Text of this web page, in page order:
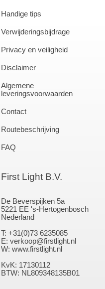
Handige tips
Verwijderingsbijdrage
Privacy en veiligheid
Disclaimer
Algemene
leveringsvoorwaarden
Contact
Routebeschrijving
FAQ
First Light B.V.
De Beverspijken 5a
5221 EE 's-Hertogenbosch
Nederland
T: +31(0)73 6235085
E: verkoop@firstlight.nl
W: www.firstlight.nl
KvK: 17130112
BTW: NL809348135B01